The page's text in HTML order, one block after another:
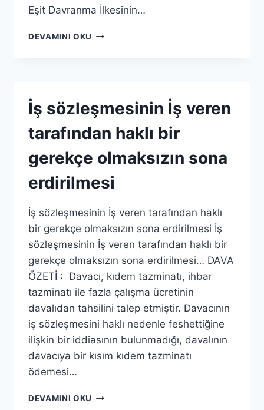
Eşit Davranma İlkesinin…
DEVAMINI OKU
İş sözleşmesinin İş veren
tarafından haklı bir
gerekçe olmaksızın sona
erdirilmesi
İş sözleşmesinin İş veren tarafından haklı
bir gerekçe olmaksızın sona erdirilmesi İş
sözleşmesinin İş veren tarafından haklı bir
gerekçe olmaksızın sona erdirilmesi… DAVA
ÖZETİ : Davacı, kıdem tazminatı, ihbar
tazminatı ile fazla çalışma ücretinin
davalıdan tahsilini talep etmiştir. Davacının
iş sözleşmesini haklı nedenle feshettiğine
ilişkin bir iddiasının bulunmadığı, davalının
davacıya bir kısım kıdem tazminatı
ödemesi…
DEVAMINI OKU